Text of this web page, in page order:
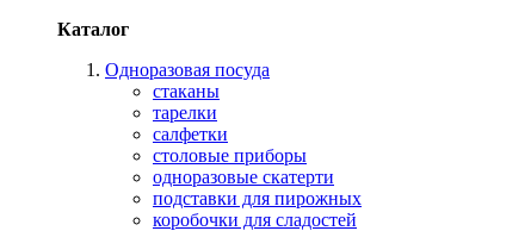
Каталог
Одноразовая посуда
стаканы
тарелки
салфетки
столовые приборы
одноразовые скатерти
подставки для пирожных
коробочки для сладостей